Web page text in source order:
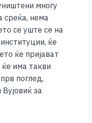
многу
среќа, нема
се уште се на
ќе
ќе пријават
има такви
поглед,
за